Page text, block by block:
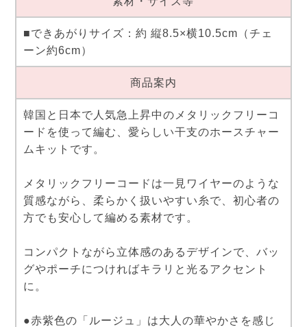
■できあがりサイズ：約 縦8.5×横10.5cm（チェ
ーン約6cm）
商品案内
韓国と日本で人気急上昇中のメタリックフリーコ
ードを使って編む、愛らしい干支のホースチャー
ムキットです。
メタリックフリーコードは一見ワイヤーのような
質感ながら、柔らかく扱いやすい糸で、初心者の
方でも安心して編める素材です。
コンパクトながら立体感のあるデザインで、バッ
グやポーチにつければキラリと光るアクセント
に。
●赤紫色の「ルージュ」は大人の華やかさを感じ